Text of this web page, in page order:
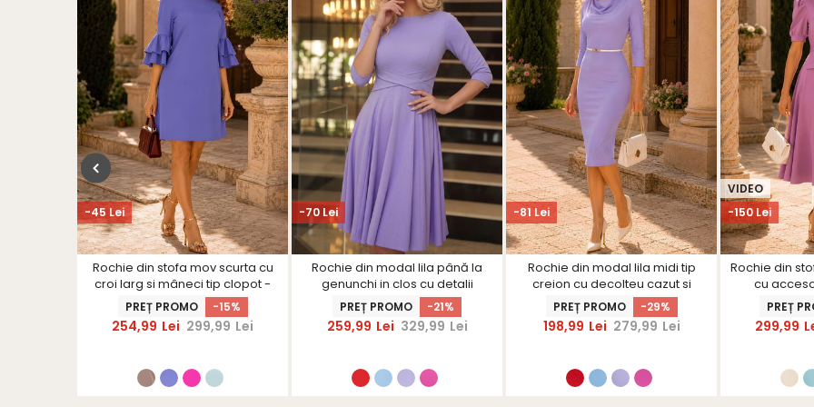
-45 Lei
Rochie din stofa mov scurta cu
croi larg si mâneci tip clopot -
StarShinerS
PREȚ PROMO -15%
254,99 Lei 299,99 Lei
-70 Lei
Rochie din modal lila până la
genunchi in clos cu detalii
frontale - StarShinerS
PREȚ PROMO -21%
259,99 Lei 329,99 Lei
-81 Lei
Rochie din modal lila midi tip
creion cu decolteu cazut si
curea - StarShinerS
PREȚ PROMO -29%
198,99 Lei 279,99 Lei
-150 Lei
VIDEO
Rochie din
cu
buzunare
PREȚ
299,99